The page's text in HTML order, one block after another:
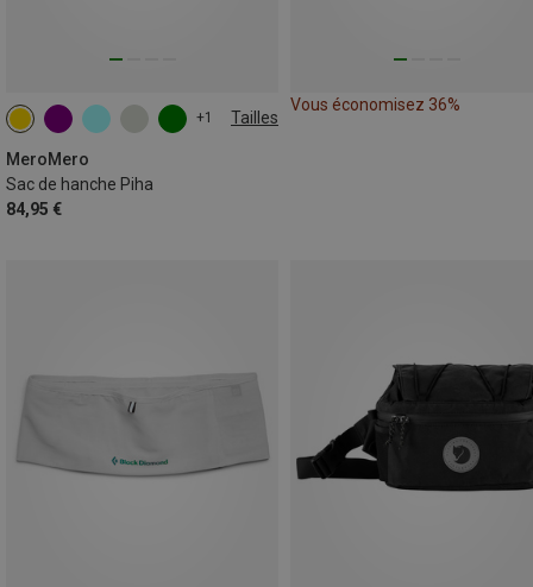
+1 Tailles
MeroMero
Sac de hanche Piha
84,95 €
3L-5L
Vous économisez 36%